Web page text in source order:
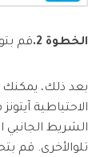
الخطوة 2. قم
بعد ذلك،
الاحتياطية
الشريط الجانبي
تلوالأخرى. قم